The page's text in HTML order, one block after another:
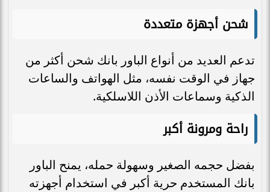
شحن أجهزة متعددة
تدعم العديد من أنواع الباور بانك شحن أكثر من
جهاز في الوقت نفسه، مثل الهواتف والساعات
الذكية وسماعات الأذن اللاسلكية.
راحة ومرونة أكبر
بفضل حجمه الصغير وسهولة حمله، يمنح الباور
بانك المستخدم حرية أكبر في استخدام أجهزته